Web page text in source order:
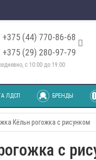
+375 (44) 770-86-68
+375 (29) 280-97-79
с 10:00 до 19:00
ЛДСП БРЕНДЫ
Кёльн рогожка с рисунком
с